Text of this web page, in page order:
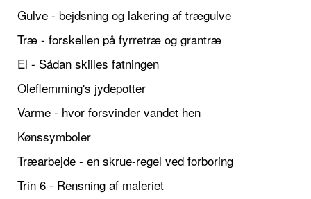
Gulve - bejdsning og lakering af trægulve
Træ - forskellen på fyrretræ og grantræ
El - Sådan skilles fatningen
Oleflemming's jydepotter
Varme - hvor forsvinder vandet hen
Kønssymboler
Træarbejde - en skrue-regel ved forboring
Trin 6 - Rensning af maleriet